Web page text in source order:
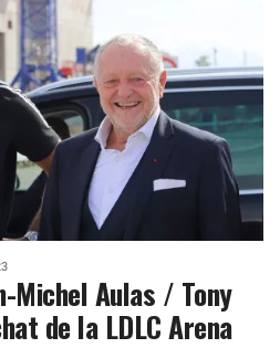
Michel Aulas / Tony
de la LDLC Arena